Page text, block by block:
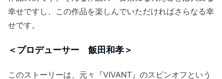
幸せですし、この作品を楽しんでいただければさらなる幸
せです。
＜プロデューサー 飯田和孝＞
このストーリーは、元々『VIVANT』のスピンオフという